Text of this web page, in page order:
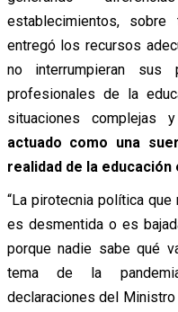
establecimientos,
entregó los recursos
no interrumpieran
profesionales de la
situaciones complejas y
actuado como una
realidad de la educación
“La pirotecnia política
es desmentida o es
porque nadie sabe qué
tema de la
declaraciones del